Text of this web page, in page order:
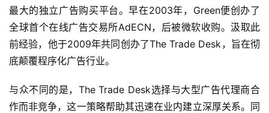
最大的独立广告购买平台。早在2003年，Green便创办了
全球首个在线广告交易所AdECN，后被微软收购。汲取此
前经验，他于2009年共同创办了The Trade Desk，旨在彻
底颠覆程序化广告行业。
与众不同的是，The Trade Desk选择与大型广告代理商合
作而非竞争，这一策略帮助其迅速在业内建立深厚关系。同